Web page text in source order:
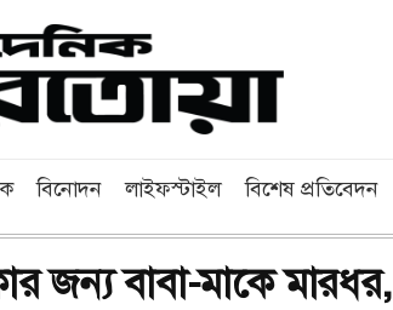
বিনোদন লাইফস্টাইল বিশেষ প্রতিবেদন
জন্য বাবা-মাকে মারধর,